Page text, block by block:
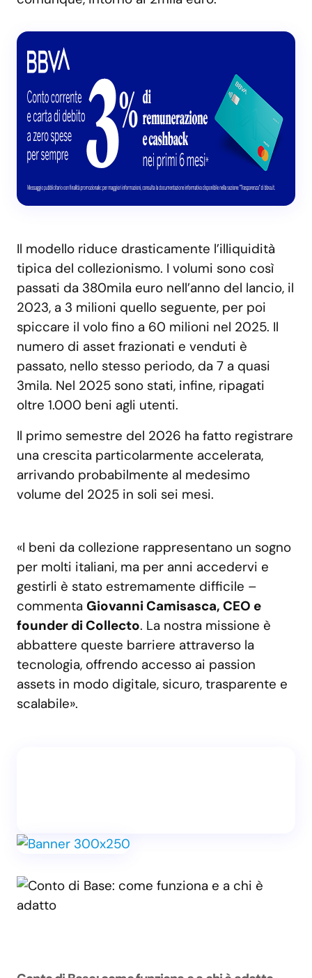
Il modello riduce drasticamente l’illiquidità
tipica del collezionismo. I volumi sono così
passati da 380mila euro nell’anno del lancio, il
2023, a 3 milioni quello seguente, per poi
spiccare il volo fino a 60 milioni nel 2025. Il
numero di asset frazionati e venduti è
passato, nello stesso periodo, da 7 a quasi
3mila. Nel 2025 sono stati, infine, ripagati
oltre 1.000 beni agli utenti.
Il primo semestre del 2026 ha fatto registrare
una crescita particolarmente accelerata,
arrivando probabilmente al medesimo
volume del 2025 in soli sei mesi.
«I beni da collezione rappresentano un sogno
per molti italiani, ma per anni accedervi e
gestirli è stato estremamente difficile –
commenta Giovanni Camisasca, CEO e
founder di Collecto. La nostra missione è
abbattere queste barriere attraverso la
tecnologia, offrendo accesso ai passion
assets in modo digitale, sicuro, trasparente e
scalabile».